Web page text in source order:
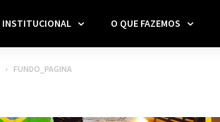
INSTITUCIONAL O QUE FAZEMOS
FUNDO_PAGINA